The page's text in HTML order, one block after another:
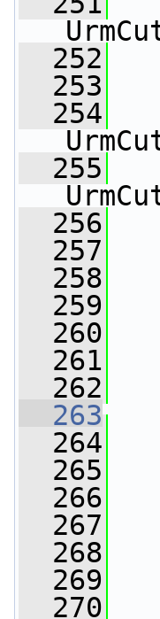
  252
  253
  254
  255
  256
  257
  258
  259
  260
  261
  262
  263
  264
  265
  266
  267
  268
  269
  270